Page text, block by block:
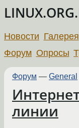
Новости Галерея
Форум Опросы
Форум — General
линии